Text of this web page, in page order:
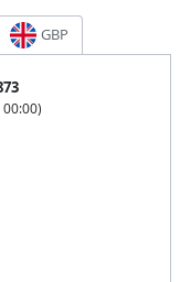
GBP
00:00)